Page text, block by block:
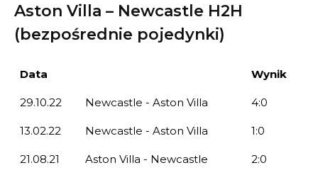
Aston Villa – Newcastle H2H
(bezpośrednie pojedynki)
Data Wynik
29.10.22 Newcastle - Aston Villa 4:0
13.02.22 Newcastle - Aston Villa 1:0
21.08.21 Aston Villa - Newcastle 2:0